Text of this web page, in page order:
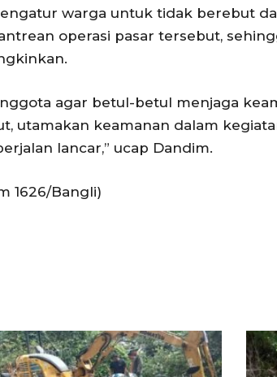
warga untuk tidak berebut
operasi pasar tersebut,
agar betul-betul menjaga
utamakan keamanan dalam
lancar,” ucap Dandim.
1626/Bangli)